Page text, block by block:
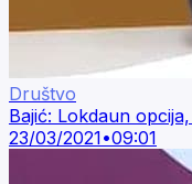
Društvo
Bajić: Lokdaun
23/03/2021•09:01